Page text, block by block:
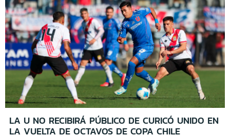
LA U NO RECIBIRÁ PÚBLICO DE CURICÓ UNIDO EN
LA VUELTA DE OCTAVOS DE COPA CHILE